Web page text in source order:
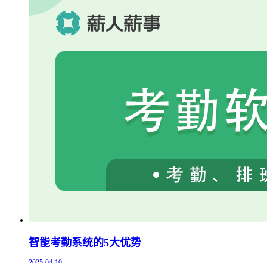
智能考勤系统的5大优势